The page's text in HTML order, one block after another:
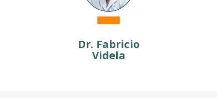
Dr. Fabricio
Videla